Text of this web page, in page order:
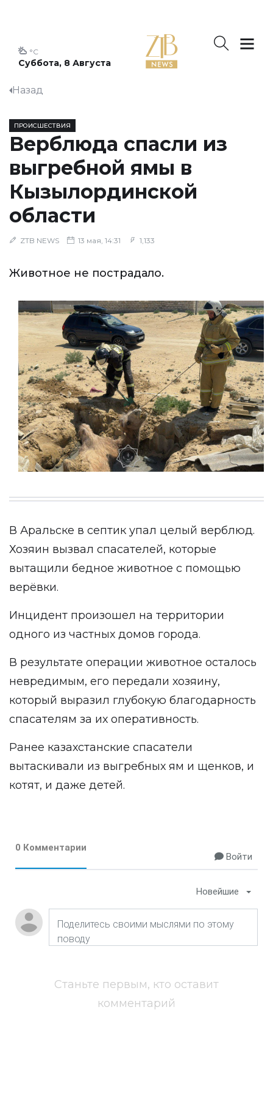
Суббота, 8 Августа
°C
Назад
ПРОИСШЕСТВИЯ
Верблюда спасли из
выгребной ямы в
Кызылординской
области
ZTB NEWS 13 мая, 14:31 1,133
Животное не пострадало.
В Аральске в септик упал целый верблюд.
Хозяин вызвал спасателей, которые
вытащили бедное животное с помощью
верёвки.
Инцидент произошел на территории
одного из частных домов города.
В результате операции животное осталось
невредимым, его передали хозяину,
который выразил глубокую благодарность
спасателям за их оперативность.
Ранее казахстанские спасатели
вытаскивали из выгребных ям и щенков, и
котят, и даже детей.
0 Комментарии
Войти
Новейшие
Станьте первым, кто оставит
комментарий